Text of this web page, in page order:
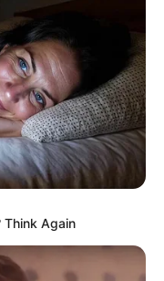
Think Again